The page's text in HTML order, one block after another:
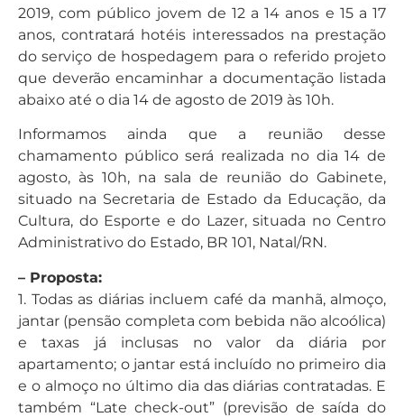
2019, com público jovem de 12 a 14 anos e 15 a 17
anos, contratará hotéis interessados na prestação
do serviço de hospedagem para o referido projeto
que deverão encaminhar a documentação listada
abaixo até o dia 14 de agosto de 2019 às 10h.
Informamos ainda que a reunião desse
chamamento público será realizada no dia 14 de
agosto, às 10h, na sala de reunião do Gabinete,
situado na Secretaria de Estado da Educação, da
Cultura, do Esporte e do Lazer, situada no Centro
Administrativo do Estado, BR 101, Natal/RN.
– Proposta:
1. Todas as diárias incluem café da manhã, almoço,
jantar (pensão completa com bebida não alcoólica)
e taxas já inclusas no valor da diária por
apartamento; o jantar está incluído no primeiro dia
e o almoço no último dia das diárias contratadas. E
também “Late check-out” (previsão de saída do